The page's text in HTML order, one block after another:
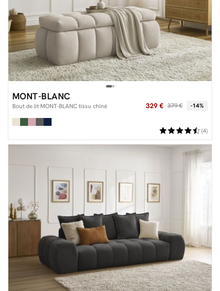
MONT-BLANC
Bout de lit MONT-BLANC tissu chiné 329 € 379 € -14%
(4)